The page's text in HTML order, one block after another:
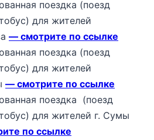
поездка (поезд
для жителей
— смотрите по ссылке
поездка (поезд
для жителей
— смотрите по ссылке
поездка (поезд
для жителей г. Сумы
по ссылке